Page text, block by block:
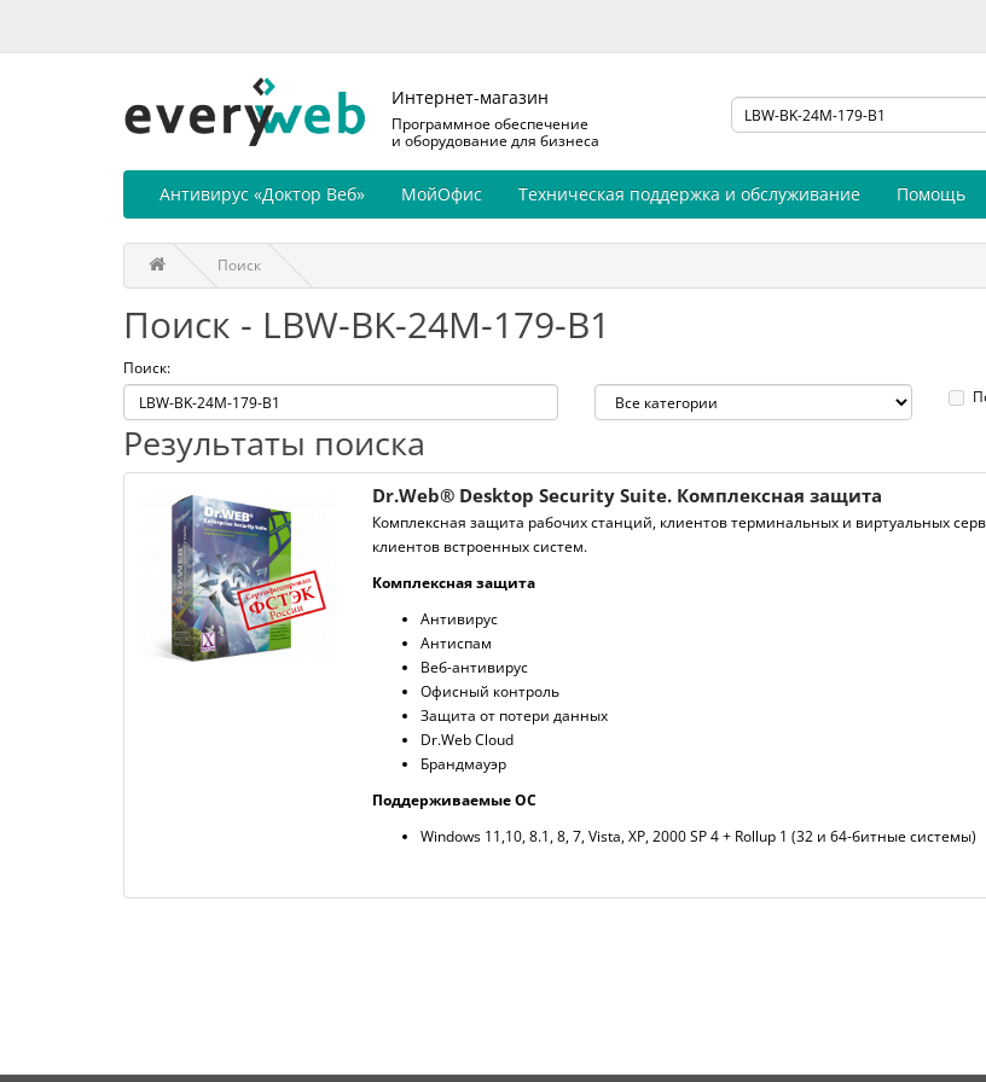
Интернет-магазин
Программное обеспечение
и оборудование для бизнеса
Антивирус «Доктор Веб» МойОфис Техническая поддержка и обслуживание Помощь
Поиск
Поиск - LBW-BK-24M-179-B1
Поиск:
Результаты поиска
Dr.Web® Desktop Security Suite. Комплексная защита
Комплексная защита рабочих станций, клиентов терминальных и виртуальных
клиентов встроенных систем.
Комплексная защита
Антивирус
Антиспам
Веб-антивирус
Офисный контроль
Защита от потери данных
Dr.Web Cloud
Брандмауэр
Поддерживаемые ОС
Windows 11,10, 8.1, 8, 7, Vista, XP, 2000 SP 4 + Rollup 1 (32 и 64-битные системы)